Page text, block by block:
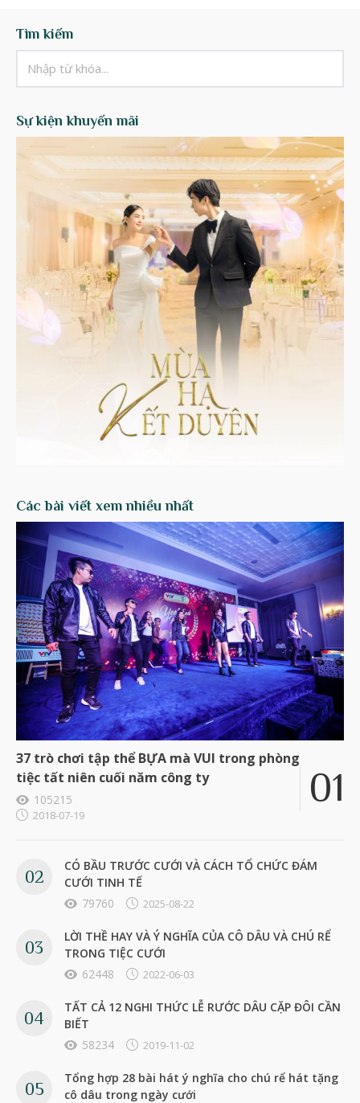
Tìm kiếm
Sự kiện khuyến mãi
Các bài viết xem nhiều nhất
37 trò chơi tập thể BỰA mà VUI trong phòng
tiệc tất niên cuối năm công ty
105215
2018-07-19
CÓ BẦU TRƯỚC CƯỚI VÀ CÁCH TỔ CHỨC ĐÁM
CƯỚI TINH TẾ
79760
2025-08-22
LỜI THỀ HAY VÀ Ý NGHĨA CỦA CÔ DÂU VÀ CHÚ RỂ
TRONG TIỆC CƯỚI
62448
2022-06-03
TẤT CẢ 12 NGHI THỨC LỄ RƯỚC DÂU CẶP ĐÔI CẦN
BIẾT
58234
2019-11-02
Tổng hợp 28 bài hát ý nghĩa cho chú rể hát tặng
cô dâu trong ngày cưới